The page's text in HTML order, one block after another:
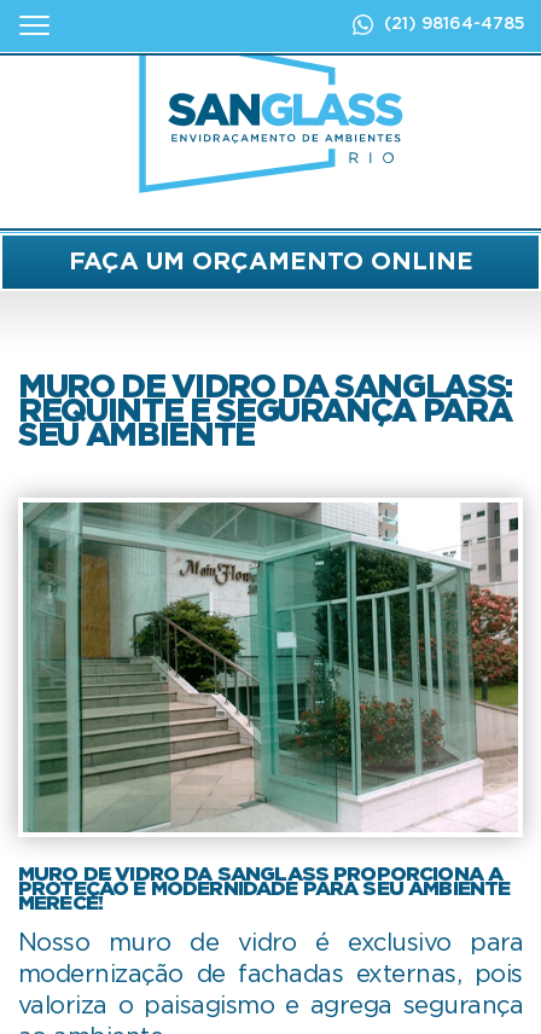
(21) 98164-4785
FAÇA UM ORÇAMENTO ONLINE
MURO DE VIDRO DA SANGLASS:
REQUINTE E SEGURANÇA PARA
SEU AMBIENTE
MURO DE VIDRO DA SANGLASS PROPORCIONA A
PROTEÇÃO E MODERNIDADE PARA SEU AMBIENTE
MERECE!
Nosso muro de vidro é exclusivo para
modernização de fachadas externas, pois
valoriza o paisagismo e agrega segurança